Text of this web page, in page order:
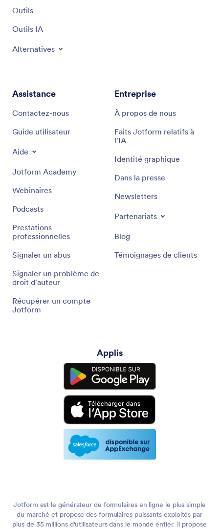
Outils
Outils IA
Alternatives
Assistance
Contactez-nous
Guide utilisateur
Aide
Jotform Academy
Webinaires
Podcasts
Prestations
professionnelles
Signaler un abus
Signaler un problème de
droit d'auteur
Récupérer un compte
Jotform
Entreprise
À propos de nous
Faits Jotform relatifs à
l'IA
Identité graphique
Dans la presse
Newsletters
Partenariats
Blog
Témoignages de clients
Applis
Jotform est le générateur de formulaires en ligne le plus simple
du marché et propose des formulaires puissants exploités par
plus de 35 millions d'utilisateurs dans le monde entier. Il propose